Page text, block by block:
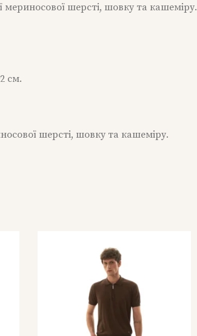
шерсті, шовку та
см.
шерсті, шовку та кашеміру.